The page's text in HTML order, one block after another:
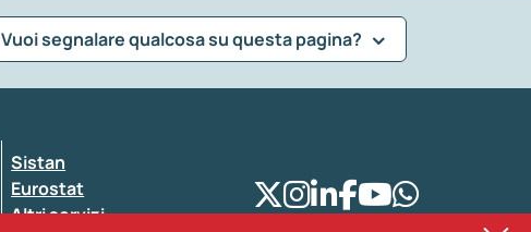
Vuoi segnalare qualcosa su questa pagina?
Sistan
Eurostat
Altri servizi